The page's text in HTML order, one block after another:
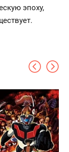
эпоху,